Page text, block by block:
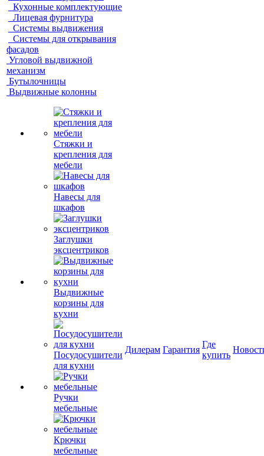
Кухонные комплектующие
Лицевая фурнитура
Системы выдвижения
Системы для открывания
фасадов
Угловой выдвижной
механизм
Бутылочницы
Выдвижные колонны
Стяжки и
крепления для
мебели
Навесы для
шкафов
Заглушки
эксцентриков
Выдвижные
корзины для
кухни
Посудосушители
для кухни
Ручки
мебельные
Крючки
мебельные
Дилерам Гарантия
Где
купить